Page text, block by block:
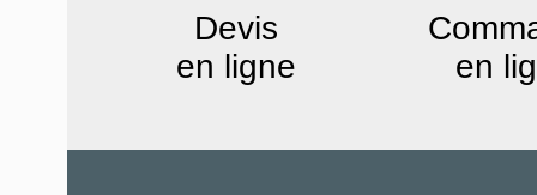
Devis
en ligne
en